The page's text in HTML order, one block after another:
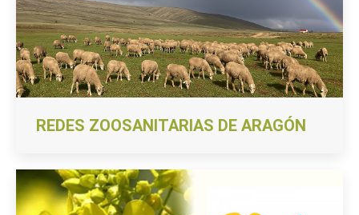
REDES ZOOSANITARIAS DE ARAGÓN